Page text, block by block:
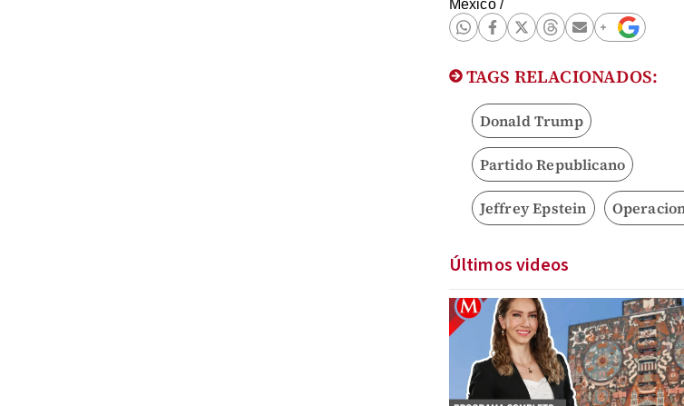
México/
TAGS RELACIONADOS:
Donald Trump
Partido Republicano
Jeffrey Epstein
Últimos videos